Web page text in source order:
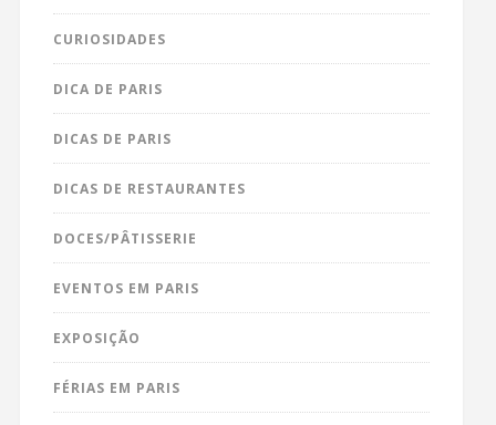
CURIOSIDADES
DICA DE PARIS
DICAS DE PARIS
DICAS DE RESTAURANTES
DOCES/PÂTISSERIE
EVENTOS EM PARIS
EXPOSIÇÃO
FÉRIAS EM PARIS